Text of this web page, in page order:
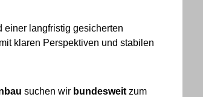
einer langfristig gesicherten
klaren Perspektiven und stabilen
suchen wir bundesweit zum